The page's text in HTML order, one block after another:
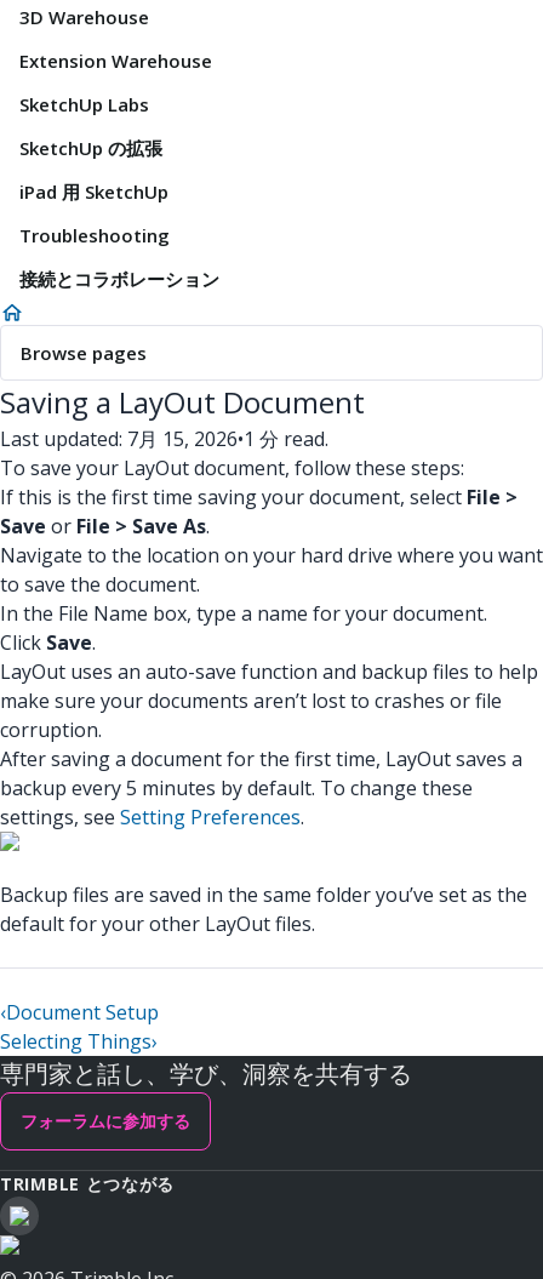
3D Warehouse
Extension Warehouse
SketchUp Labs
SketchUp の拡張
iPad 用 SketchUp
Troubleshooting
接続とコラボレーション
Browse pages
Saving a LayOut Document
Last updated: 7月 15, 2026•1 分 read.
To save your LayOut document, follow these steps:
If this is the first time saving your document, select File >
Save or File > Save As.
Navigate to the location on your hard drive where you want
to save the document.
In the File Name box, type a name for your document.
Click Save.
LayOut uses an auto-save function and backup files to help
make sure your documents aren’t lost to crashes or file
corruption.
After saving a document for the first time, LayOut saves a
backup every 5 minutes by default. To change these
settings, see Setting Preferences.
Backup files are saved in the same folder you’ve set as the
default for your other LayOut files.
‹Document Setup
Selecting Things›
専門家と話し、学び、洞察を共有する
フォーラムに参加する
TRIMBLE とつながる